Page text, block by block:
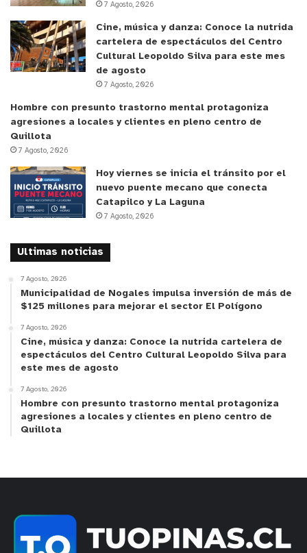
Categoría Quinto y Sexto Básico
-Primer Lugar: Diego Alvarez Zuleta. Escuela
Gabriela Mistral.
-Segundo Lugar: Karla Pastén Flores. Escuela
Monte Carmelo.
del Huerto.
-Tercer Lugar: Yoshua Rodríguez Zamora. Escuela
-Primer Lugar: Sofía Neira Rozas. Escuela Gabriela
Mistral.
-Segundo Lugar: Kiara Rojas Jeria. Escuela
-Tercer Lugar: Pía Araya Cofré. Escuela Josefina
Huici.
estudiantes, se continuará ejecutando iniciativas
como ésta que permitan potenciar todas las
7 Agosto, 2026
Cine, música y danza: Conoce la nutrida
cartelera de espectáculos del Centro
Cultural Leopoldo Silva para este mes
de agosto
7 Agosto, 2026
Hombre con presunto trastorno mental protagoniza
agresiones a locales y clientes en pleno centro de
Quillota
7 Agosto, 2026
Hoy viernes se inicia el tránsito por el
nuevo puente mecano que conecta
Catapilco y La Laguna
7 Agosto, 2026
Ultimas noticias
7 Agosto, 2026
Municipalidad de Nogales impulsa inversión de más de
$125 millones para mejorar el sector El Polígono
7 Agosto, 2026
Cine, música y danza: Conoce la nutrida cartelera de
espectáculos del Centro Cultural Leopoldo Silva para
este mes de agosto
7 Agosto, 2026
Hombre con presunto trastorno mental protagoniza
agresiones a locales y clientes en pleno centro de
Quillota